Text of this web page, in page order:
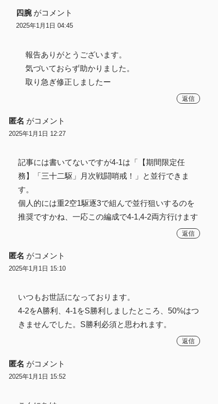
四腕 がコメント
2025年1月1日 04:45
報告ありがとうございます。
気づいておらず助かりました。
取り急ぎ修正しましたー
返信
匿名 がコメント
2025年1月1日 12:27
記事には書いてないですが4-1は「【期間限定任
務】「三十二駆」月次戦闘哨戒！」と並行できま
す。
個人的には重2空1駆逐3で組んで並行狙いするのを
推奨ですかね、一応この編成で4-1,4-2両方行けます
返信
匿名 がコメント
2025年1月1日 15:10
いつもお世話になっております。
4-2をA勝利、4-1をS勝利しましたところ、50%はつ
きませんでした。S勝利必須と思われます。
返信
匿名 がコメント
2025年1月1日 15:52